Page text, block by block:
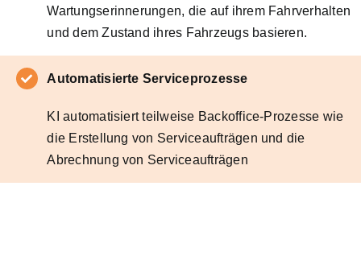
Wartungserinnerungen, die auf ihrem Fahrverhalten
und dem Zustand ihres Fahrzeugs basieren.
Automatisierte Serviceprozesse
KI automatisiert teilweise Backoffice-Prozesse wie
die Erstellung von Serviceaufträgen und die
Abrechnung von Serviceaufträgen